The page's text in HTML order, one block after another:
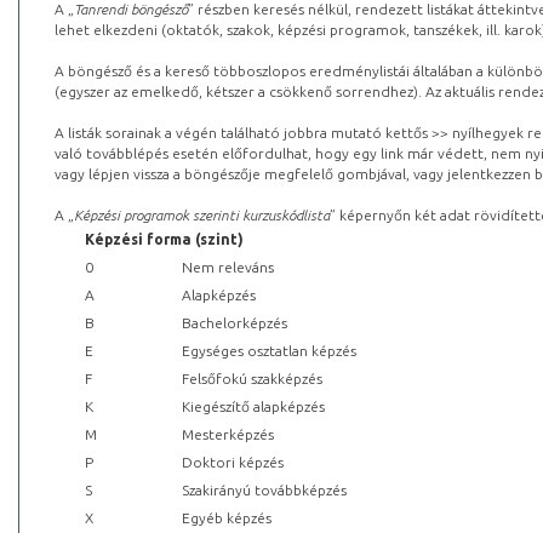
A „ Tanrendi böngésző” részben keresés nélkül, rendezett listákat
lehet elkezdeni (oktatók, szakok, képzési programok, tanszékek, ill.
A böngésző és a kereső többoszlopos eredménylistái általában a
(egyszer az emelkedő, kétszer a csökkenő sorrendhez). Az aktuális
A listák sorainak a végén található jobbra mutató kettős >> nyílhegyek
való továbblépés esetén előfordulhat, hogy egy link már védett, nem
vagy lépjen vissza a böngészője megfelelő gombjával, vagy
A „ Képzési programok szerinti kurzuskódlista” képernyőn két adat
Képzési forma (szint)
0
Nem releváns
A
Alapképzés
B
Bachelorképzés
E
Egységes osztatlan képzés
F
Felsőfokú szakképzés
K
Kiegészítő alapképzés
M
Mesterképzés
P
Doktori képzés
S
Szakirányú továbbképzés
X
Egyéb képzés